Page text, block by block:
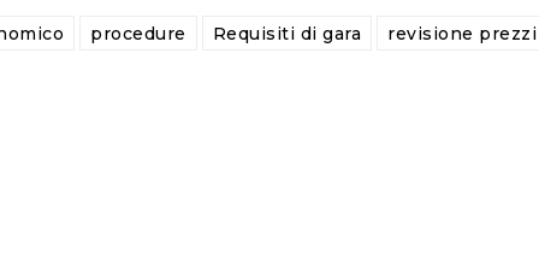
procedure Requisiti di gara revisione prezzi